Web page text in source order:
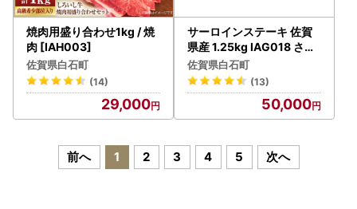
焼肉用盛り合わせ1kg / 焼
肉 [IAH003]
佐賀県白石町
(14)
29,000
サーロインステーキ 佐賀
県産 1.25kg IAG018 さー
ろいん ステーキ
佐賀県白石町
(13)
50,000
前へ 1 2 3 4 5 次へ